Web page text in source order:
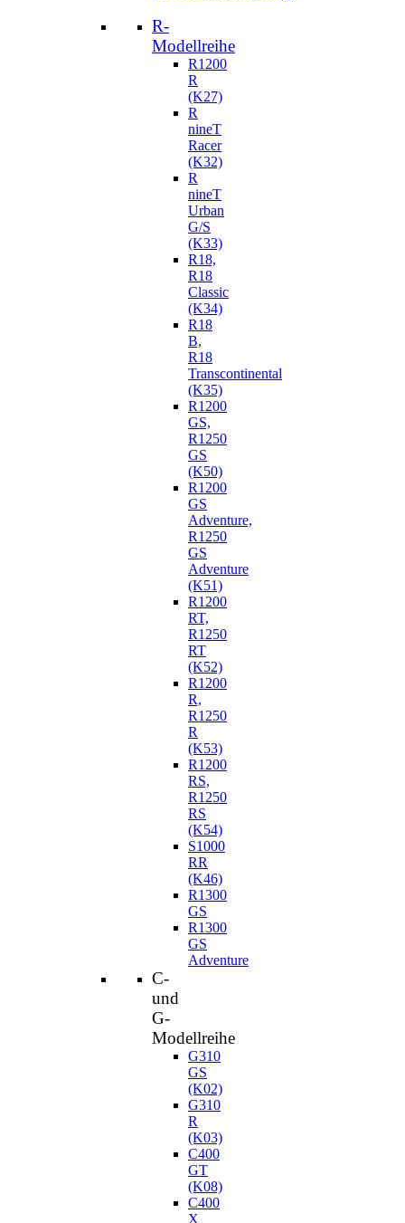
R-
Modellreihe
R1200
R
(K27)
R
nineT
Racer
(K32)
R
nineT
Urban
G/S
(K33)
R18,
R18
Classic
(K34)
R18
B,
R18
Transcontinental
(K35)
R1200
GS,
R1250
GS
(K50)
R1200
GS
Adventure,
R1250
GS
Adventure
(K51)
R1200
RT,
R1250
RT
(K52)
R1200
R,
R1250
R
(K53)
R1200
RS,
R1250
RS
(K54)
S1000
RR
(K46)
R1300
GS
R1300
GS
Adventure
C-
und
G-
Modellreihe
G310
GS
(K02)
G310
R
(K03)
C400
GT
(K08)
C400
X